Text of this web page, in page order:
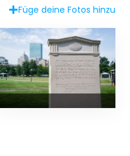
Füge deine Fotos hinzu